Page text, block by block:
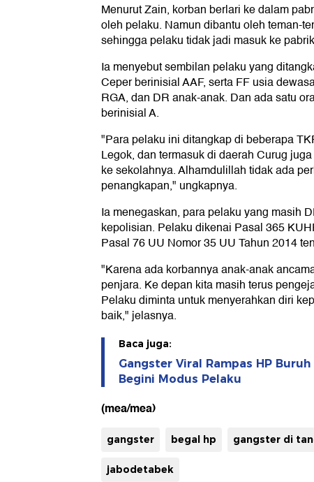
Menurut Zain, korban berlari ke dalam
oleh pelaku. Namun dibantu oleh teman-
sehingga pelaku tidak jadi masuk ke
Ia menyebut sembilan pelaku yang
Ceper berinisial AAF, serta FF usia
RGA, dan DR anak-anak. Dan ada satu
berinisial A.
"Para pelaku ini ditangkap di beberapa
Legok, dan termasuk di daerah Curug
ke sekolahnya. Alhamdulillah tidak ada
penangkapan," ungkapnya.
Ia menegaskan, para pelaku yang masih
kepolisian. Pelaku dikenai Pasal 365
Pasal 76 UU Nomor 35 UU Tahun 2014
"Karena ada korbannya anak-anak
penjara. Ke depan kita masih terus
Pelaku diminta untuk menyerahkan diri
baik," jelasnya.
Baca juga:
Gangster Viral Rampas HP
Begini Modus Pelaku
(mea/mea)
gangster begal hp gangster di
jabodetabek